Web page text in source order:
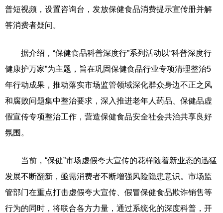
普短视频，设置咨询台，发放保健食品消费提示宣传册并解
答消费者疑问。
据介绍，“保健食品科普深度行”系列活动以“科普深度行
健康护万家”为主题，旨在巩固保健食品行业专项清理整治5
年行动成果，推动落实市场监管领域深化群众身边不正之风
和腐败问题集中整治要求，深入推进老年人药品、保健品虚
假宣传专项整治工作，营造保健食品安全社会共治共享良好
氛围。
当前，“保健”市场虚假夸大宣传的花样随着新业态的迅猛
发展不断翻新，亟需消费者不断增强风险隐患意识。市场监
管部门在重点打击虚假夸大宣传、假冒保健食品欺诈销售等
行为的同时，将联合各方力量，通过系统化的深度科普，开